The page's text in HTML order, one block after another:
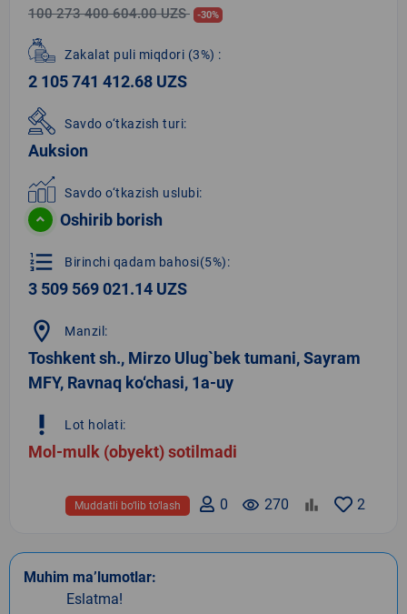
100 273 400 604.00 UZS -30%
Zakalat puli miqdori (3%) :
2 105 741 412.68 UZS
Savdo o‘tkazish turi:
Auksion
Savdo o‘tkazish uslubi:
Oshirib borish
format_list_numbered Birinchi qadam bahosi(5%):
3 509 569 021.14 UZS
location_on Manzil:
Toshkent sh., Mirzo Ulug`bek tumani, Sayram
MFY, Ravnaq ko‘chasi, 1a-uy
priority_high Lot holati:
Mol-mulk (obyekt) sotilmadi
2
remove_red_eye 270
0
Muddatli bo‘lib to‘lash
Muhim ma’lumotlar:
Eslatma!